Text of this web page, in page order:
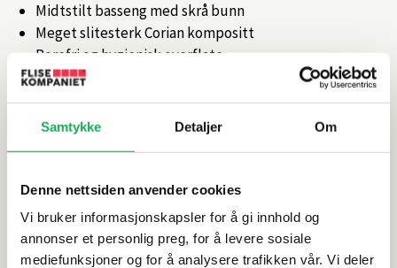
Samtykke Detaljer Om
Denne nettsiden anvender cookies
Vi bruker informasjonskapsler for å gi innhold og
annonser et personlig preg, for å levere sosiale
mediefunksjoner og for å analysere trafikken vår. Vi deler
Midtstilt basseng med skrå bunn
Meget slitesterk Corian kompositt
Porefri og hygienisk overflate
Leveres med overløp
Produktinformasjon
Spesifikasjoner